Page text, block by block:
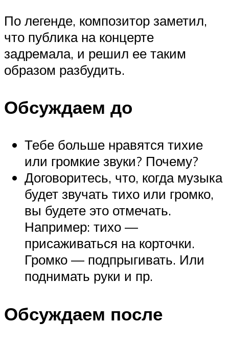
По легенде, композитор заметил,
что публика на концерте
задремала, и решил ее таким
образом разбудить.
Обсуждаем до
Тебе больше нравятся тихие
или громкие звуки? Почему?
Договоритесь, что, когда музыка
будет звучать тихо или громко,
вы будете это отмечать.
Например: тихо —
присаживаться на корточки.
Громко — подпрыгивать. Или
поднимать руки и пр.
Обсуждаем после